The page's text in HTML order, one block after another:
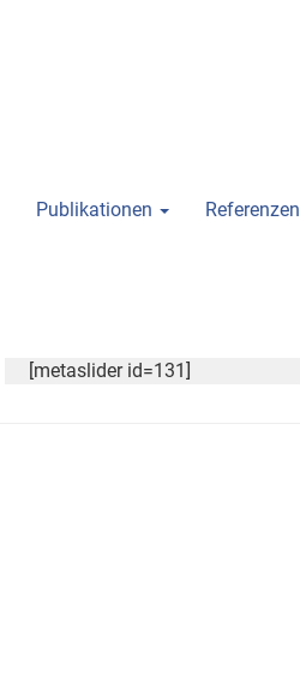
Publikationen Referenzen
[metaslider id=131]